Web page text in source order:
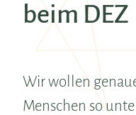
beim DEZ
Wir wollen
Menschen so